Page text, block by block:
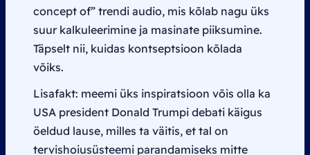
concept of” trendi audio, mis kõlab nagu üks
suur kalkuleerimine ja masinate piiksumine.
Täpselt nii, kuidas kontseptsioon kõlada
võiks.
Lisafakt: meemi üks inspiratsioon võis olla ka
USA president Donald Trumpi debati käigus
öeldud lause, milles ta väitis, et tal on
tervishoiusüsteemi parandamiseks mitte